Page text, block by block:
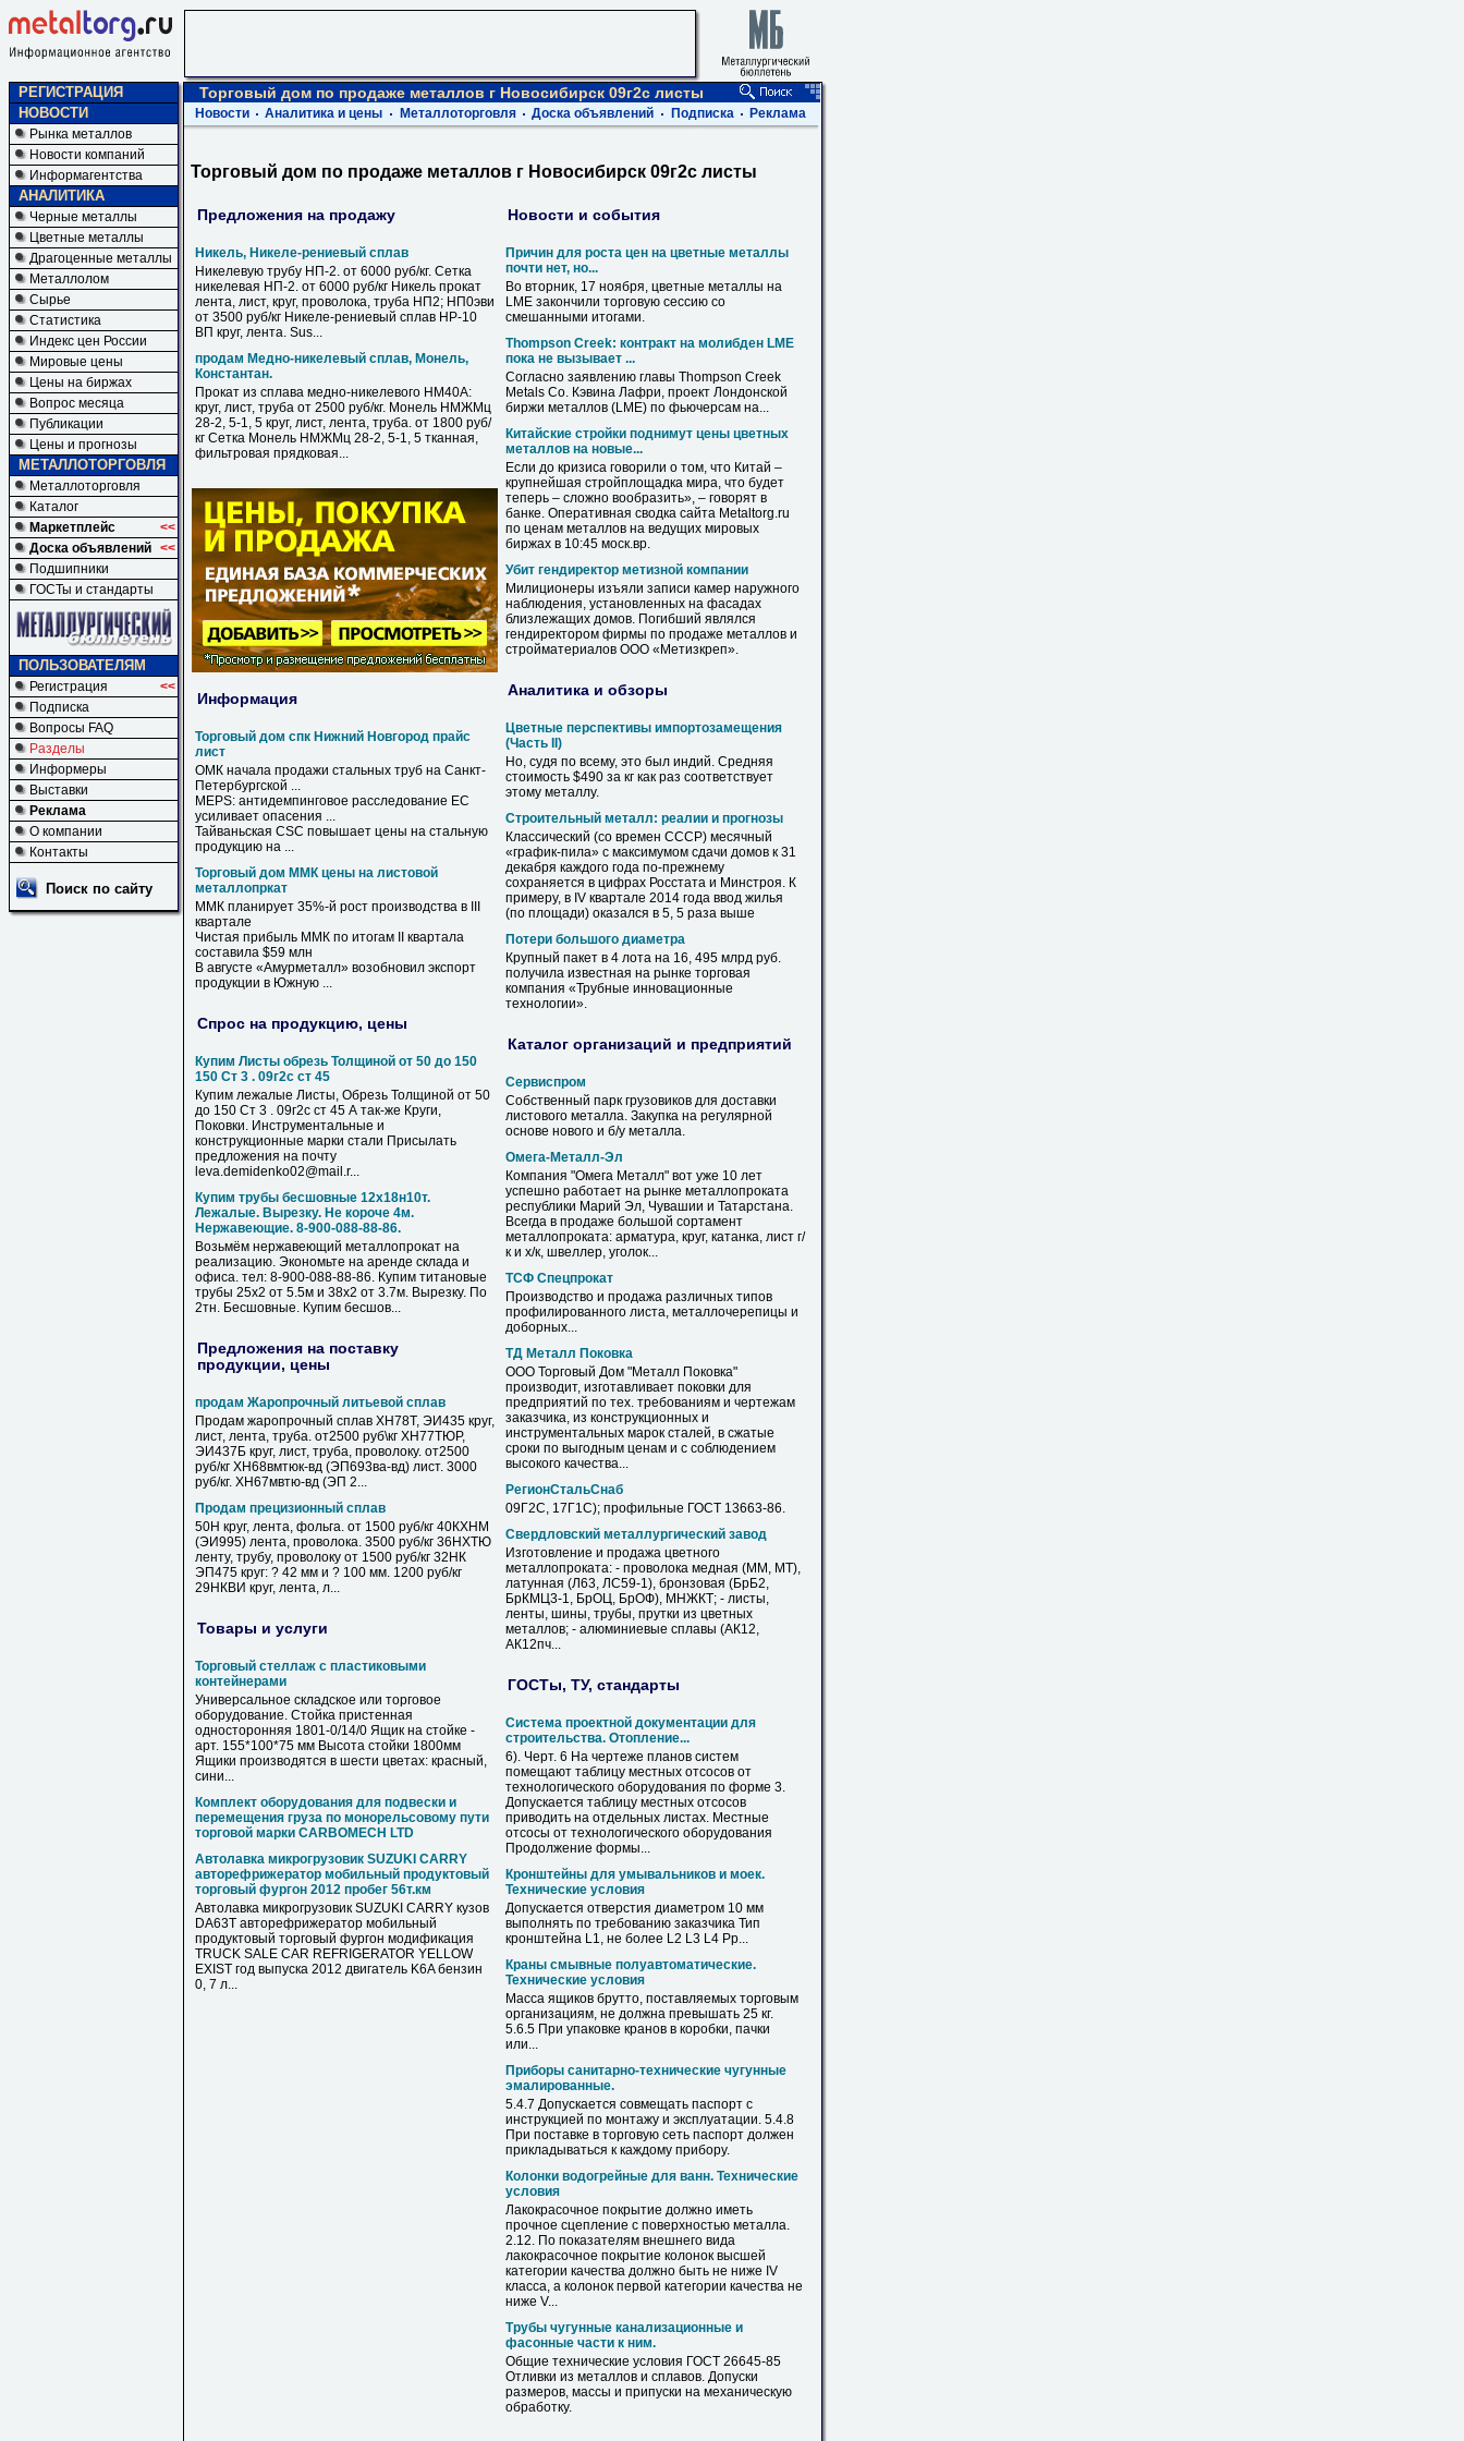
РЕГИСТРАЦИЯ
НОВОСТИ
Рынка металлов
Новости компаний
Информагентства
АНАЛИТИКА
Черные металлы
Цветные металлы
Драгоценные металлы
Металлолом
Сырье
Статистика
Индекс цен России
Мировые цены
Цены на биржах
Вопрос месяца
Публикации
Цены и прогнозы
МЕТАЛЛОТОРГОВЛЯ
Металлоторговля
Каталог
Маркетплейс
<<
Доска объявлений <<
Подшипники
ГОСТы и стандарты
ПОЛЬЗОВАТЕЛЯМ
Регистрация
<<
Подписка
Вопросы FAQ
Разделы
Информеры
Выставки
Реклама
О компании
Контакты
Поиск по сайту
Торговый дом по продаже металлов г Новосибирск 09г2с листы
Новости Аналитика и цены Металлоторговля Доска объявлений Подписка Реклама
Торговый дом по продаже металлов г Новосибирск 09г2с листы
Предложения на продажу
Никель, Никеле-рениевый сплав
Никелевую трубу НП-2. от 6000 руб/кг. Сетка
никелевая НП-2. от 6000 руб/кг Никель прокат
лента, лист, круг, проволока, труба НП2; НП0эви
от 3500 руб/кг Никеле-рениевый сплав НР-10
ВП круг, лента. Sus...
продам Медно-никелевый сплав, Монель,
Константан.
Прокат из сплава медно-никелевого НМ40А:
круг, лист, труба от 2500 руб/кг. Монель НМЖМц
28-2, 5-1, 5 круг, лист, лента, труба. от 1800 руб/
кг Сетка Монель НМЖМц 28-2, 5-1, 5 тканная,
фильтровая прядковая...
Информация
Торговый дом спк Нижний Новгород прайс
лист
ОМК начала продажи стальных труб на Санкт-
Петербургской ...
MEPS: антидемпинговое расследование ЕС
усиливает опасения ...
Тайваньская CSC повышает цены на стальную
продукцию на ...
Торговый дом ММК цены на листовой
металлопркат
ММК планирует 35%-й рост производства в III
квартале
Чистая прибыль ММК по итогам II квартала
составила $59 млн
В августе «Амурметалл» возобновил экспорт
продукции в Южную ...
Спрос на продукцию, цены
Купим Листы обрезь Толщиной от 50 до 150
150 Ст 3 . 09г2с ст 45
Купим лежалые Листы, Обрезь Толщиной от 50
до 150 Ст 3 . 09г2с ст 45 А так-же Круги,
Поковки. Инструментальные и
конструкционные марки стали Присылать
предложения на почту
leva.demidenko02@mail.r...
Купим трубы бесшовные 12х18н10т.
Лежалые. Вырезку. Не короче 4м.
Нержавеющие. 8-900-088-88-86.
Возьмём нержавеющий металлопрокат на
реализацию. Экономьте на аренде склада и
офиса. тел: 8-900-088-88-86. Купим титановые
трубы 25х2 от 5.5м и 38х2 от 3.7м. Вырезку. По
2тн. Бесшовные. Купим бесшов...
Предложения на поставку
продукции, цены
продам Жаропрочный литьевой сплав
Продам жаропрочный сплав ХН78Т, ЭИ435 круг,
лист, лента, труба. от2500 руб\кг ХН77ТЮР,
ЭИ437Б круг, лист, труба, проволоку. от2500
руб/кг ХН68вмтюк-вд (ЭП693ва-вд) лист. 3000
руб/кг. ХН67мвтю-вд (ЭП 2...
Продам прецизионный сплав
50Н круг, лента, фольга. от 1500 руб/кг 40КХНМ
(ЭИ995) лента, проволока. 3500 руб/кг 36НХТЮ
ленту, трубу, проволоку от 1500 руб/кг 32НК
ЭП475 круг: ? 42 мм и ? 100 мм. 1200 руб/кг
29НКВИ круг, лента, л...
Товары и услуги
Торговый стеллаж с пластиковыми
контейнерами
Универсальное складское или торговое
оборудование. Стойка пристенная
односторонняя 1801-0/14/0 Ящик на стойке -
арт. 155*100*75 мм Высота стойки 1800мм
Ящики производятся в шести цветах: красный,
сини...
Комплект оборудования для подвески и
перемещения груза по монорельсовому пути
торговой марки CARBOMECH LTD
Автолавка микрогрузовик SUZUKI CARRY
авторефрижератор мобильный продуктовый
торговый фургон 2012 пробег 56т.км
Автолавка микрогрузовик SUZUKI CARRY кузов
DA63T авторефрижератор мобильный
продуктовый торговый фургон модификация
TRUCK SALE CAR REFRIGERATOR YELLOW
EXIST год выпуска 2012 двигатель K6A бензин
0, 7 л...
Новости и события
Причин для роста цен на цветные металлы
почти нет, но...
Во вторник, 17 ноября, цветные металлы на
LME закончили торговую сессию со
смешанными итогами.
Thompson Creek: контракт на молибден LME
пока не вызывает ...
Согласно заявлению главы Thompson Creek
Metals Co. Кэвина Лафри, проект Лондонской
биржи металлов (LME) по фьючерсам на...
Китайские стройки поднимут цены цветных
металлов на новые...
Если до кризиса говорили о том, что Китай –
крупнейшая стройплощадка мира, что будет
теперь – сложно вообразить», – говорят в
банке. Оперативная сводка сайта Metaltorg.ru
по ценам металлов на ведущих мировых
биржах в 10:45 моск.вр.
Убит гендиректор метизной компании
Милиционеры изъяли записи камер наружного
наблюдения, установленных на фасадах
близлежащих домов. Погибший являлся
гендиректором фирмы по продаже металлов и
стройматериалов ООО «Метизкреп».
Аналитика и обзоры
Цветные перспективы импортозамещения
(Часть II)
Но, судя по всему, это был индий. Средняя
стоимость $490 за кг как раз соответствует
этому металлу.
Строительный металл: реалии и прогнозы
Классический (со времен СССР) месячный
«график-пила» с максимумом сдачи домов к 31
декабря каждого года по-прежнему
сохраняется в цифрах Росстата и Минстроя. К
примеру, в IV квартале 2014 года ввод жилья
(по площади) оказался в 5, 5 раза выше
Потери большого диаметра
Крупный пакет в 4 лота на 16, 495 млрд руб.
получила известная на рынке торговая
компания «Трубные инновационные
технологии».
Каталог организаций и предприятий
Сервиспром
Собственный парк грузовиков для доставки
листового металла. Закупка на регулярной
основе нового и б/у металла.
Омега-Металл-Эл
Компания "Омега Металл" вот уже 10 лет
успешно работает на рынке металлопроката
республики Марий Эл, Чувашии и Татарстана.
Всегда в продаже большой сортамент
металлопроката: арматура, круг, катанка, лист г/
к и х/к, швеллер, уголок...
ТСФ Спецпрокат
Производство и продажа различных типов
профилированного листа, металлочерепицы и
доборных...
ТД Металл Поковка
ООО Торговый Дом "Металл Поковка"
производит, изготавливает поковки для
предприятий по тех. требованиям и чертежам
заказчика, из конструкционных и
инструментальных марок сталей, в сжатые
сроки по выгодным ценам и с соблюдением
высокого качества...
РегионСтальСнаб
09Г2С, 17Г1С); профильные ГОСТ 13663-86.
Свердловский металлургический завод
Изготовление и продажа цветного
металлопроката: - проволока медная (ММ, МТ),
латунная (Л63, ЛС59-1), бронзовая (БрБ2,
БрКМЦ3-1, БрОЦ, БрОФ), МНЖКТ; - листы,
ленты, шины, трубы, прутки из цветных
металлов; - алюминиевые сплавы (АК12,
АК12пч...
ГОСТы, ТУ, стандарты
Система проектной документации для
строительства. Отопление...
6). Черт. 6 На чертеже планов систем
помещают таблицу местных отсосов от
технологического оборудования по форме 3.
Допускается таблицу местных отсосов
приводить на отдельных листах. Местные
отсосы от технологического оборудования
Продолжение формы...
Кронштейны для умывальников и моек.
Технические условия
Допускается отверстия диаметром 10 мм
выполнять по требованию заказчика Тип
кронштейна L1, не более L2 L3 L4 Рр...
Краны смывные полуавтоматические.
Технические условия
Масса ящиков брутто, поставляемых торговым
организациям, не должна превышать 25 кг.
5.6.5 При упаковке кранов в коробки, пачки
или...
Приборы санитарно-технические чугунные
эмалированные.
5.4.7 Допускается совмещать паспорт с
инструкцией по монтажу и эксплуатации. 5.4.8
При поставке в торговую сеть паспорт должен
прикладываться к каждому прибору.
Колонки водогрейные для ванн. Технические
условия
Лакокрасочное покрытие должно иметь
прочное сцепление с поверхностью металла.
2.12. По показателям внешнего вида
лакокрасочное покрытие колонок высшей
категории качества должно быть не ниже IV
класса, а колонок первой категории качества не
ниже V...
Трубы чугунные канализационные и
фасонные части к ним.
Общие технические условия ГОСТ 26645-85
Отливки из металлов и сплавов. Допуски
размеров, массы и припуски на механическую
обработку.